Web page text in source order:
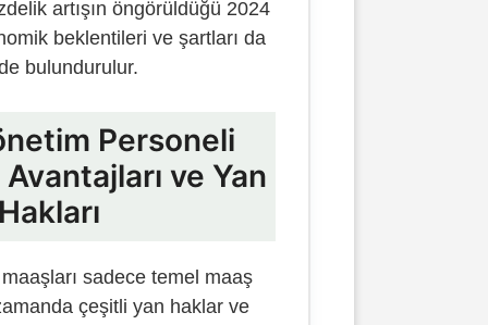
artışın öngörüldüğü 2024
beklentileri ve şartları da
bulundurulur.
Personeli
Avantajları ve Yan
sadece temel maaş
çeşitli yan haklar ve